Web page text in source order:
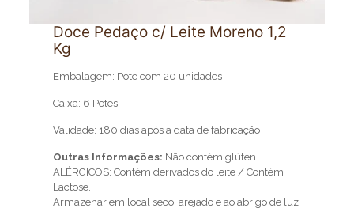
Doce Pedaço c/ Leite Moreno 1,2
Kg
Embalagem: Pote com 20 unidades
Caixa: 6 Potes
Validade: 180 dias após a data de fabricação
Outras Informações: Não contém glúten.
ALÉRGICOS: Contém derivados do leite / Contém
Lactose.
Armazenar em local seco, arejado e ao abrigo de luz